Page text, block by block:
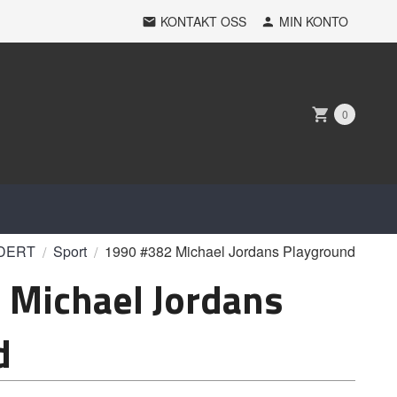
KONTAKT OSS MIN KONTO
0
Sport 1990 #382 Michael Jordans Playground
Jordans